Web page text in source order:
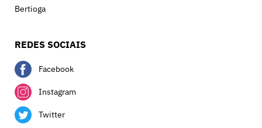
Bertioga
REDES SOCIAIS
Facebook
Instagram
Twitter